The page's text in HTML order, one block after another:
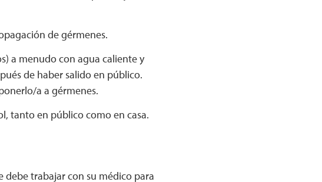
de gérmenes.
a menudo con agua caliente y
de haber salido en público.
a a gérmenes.
tanto en público como en casa.
debe trabajar con su médico para